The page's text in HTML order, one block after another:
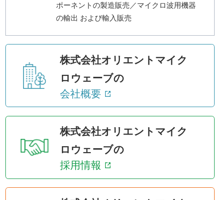
ポーネントの製造販売／マイクロ波用機器
の輸出 および輸入販売
株式会社オリエントマイク
ロウェーブの
会社概要
株式会社オリエントマイク
ロウェーブの
採用情報